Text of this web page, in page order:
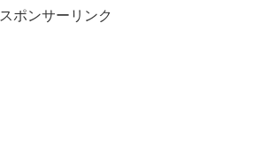
スポンサーリンク